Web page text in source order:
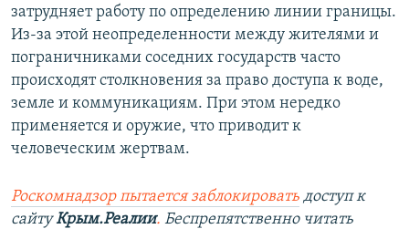
затрудняет работу по определению линии границы.
Из-за этой неопределенности между жителями и
пограничниками соседних государств часто
происходят столкновения за право доступа к воде,
земле и коммуникациям. При этом нередко
применяется и оружие, что приводит к
человеческим жертвам.
Роскомнадзор пытается заблокировать доступ к
сайтуКрым.Реалии. Беспрепятственно читать